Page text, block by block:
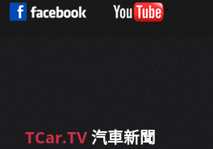
TCar.TV汽車新聞